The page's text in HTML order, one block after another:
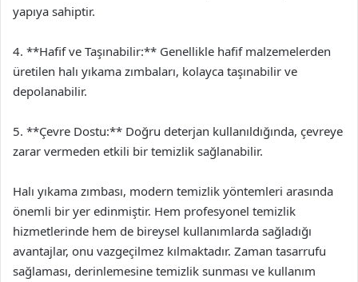
yapıya sahiptir.
4. **Hafif ve Taşınabilir:** Genellikle hafif malzemelerden
üretilen halı yıkama zımbaları, kolayca taşınabilir ve
depolanabilir.
5. **Çevre Dostu:** Doğru deterjan kullanıldığında, çevreye
zarar vermeden etkili bir temizlik sağlanabilir.
Halı yıkama zımbası, modern temizlik yöntemleri arasında
önemli bir yer edinmiştir. Hem profesyonel temizlik
hizmetlerinde hem de bireysel kullanımlarda sağladığı
avantajlar, onu vazgeçilmez kılmaktadır. Zaman tasarrufu
sağlaması, derinlemesine temizlik sunması ve kullanım